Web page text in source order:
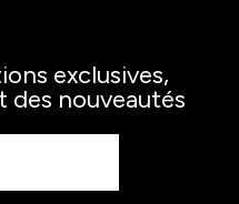
exclusives,
des nouveautés